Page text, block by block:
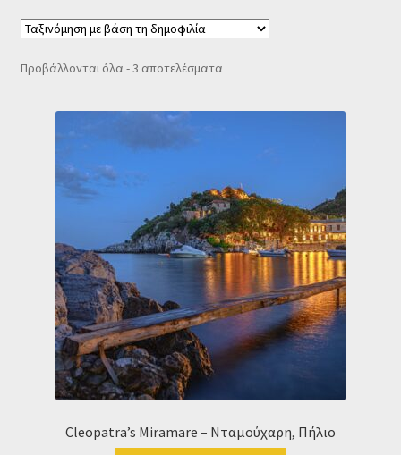
Κατάστημα
Ο λογαριασμός μου
Ταμείο
HOME
Προβάλλονται όλα - 3 αποτελέσματαSorted
Cleopatra’s Miramare – Νταμούχαρη, Πήλιο